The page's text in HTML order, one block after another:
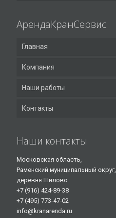
АрендаКранСервис
Главная
Компания
Наши работы
Контакты
Наши контакты
Московская область,
Раменский муниципальный округ,
деревня Шилово
+7 (916) 424-89-38
+7 (495) 773-47-02
info@kranarenda.ru